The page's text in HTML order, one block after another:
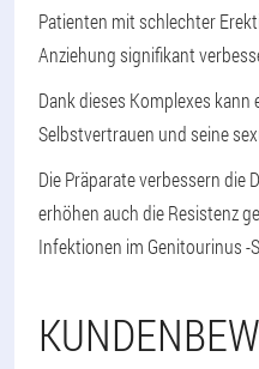
Patienten mit schlechter
Anziehung signifikant
Dank dieses Komplexes kann
Selbstvertrauen und seine
Die Präparate verbessern die
erhöhen auch die Resistenz
Infektionen im Genitourinus -